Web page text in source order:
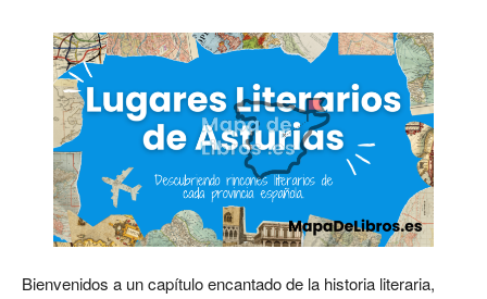
Bienvenidos a un capítulo encantado de la historia literaria,